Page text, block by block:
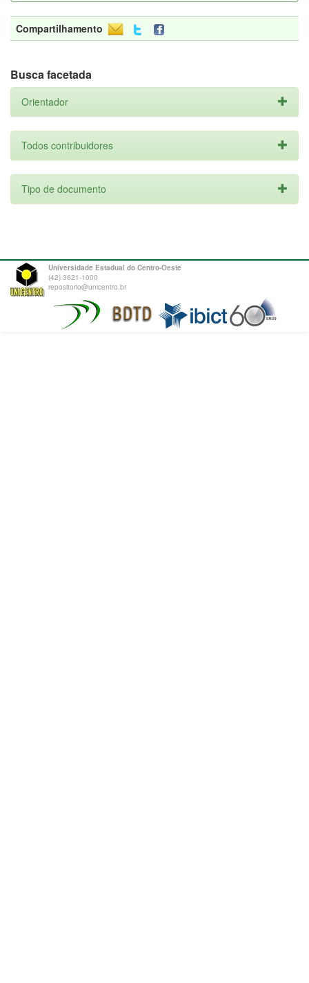
Compartilhamento
Busca facetada
Orientador
Todos contribuidores
Tipo de documento
Universidade Estadual do Centro-Oeste
(42) 3621-1000
repositorio@unicentro.br